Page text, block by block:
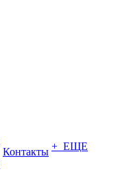
Контакты + ЕЩЕ